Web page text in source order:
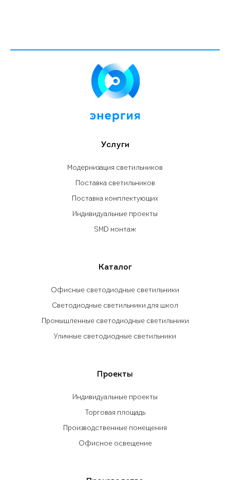
Услуги
Модернизация светильников
Поставка светильников
Поставка комплектующих
Индивидуальные проекты
SMD монтаж
Каталог
Офисные светодиодные светильники
Светодиодные светильники для школ
Промышленные светодиодные светильники
Уличные светодиодные светильники
Проекты
Индивидуальные проекты
Торговая площадь
Производственные помещения
Офисное освещение